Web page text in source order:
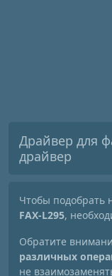
Драйвер для
драйвер
Чтобы подобрать
FAX-L295,
Обратите
различных
не